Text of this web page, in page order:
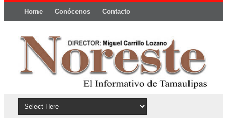
Home Conócenos Contacto